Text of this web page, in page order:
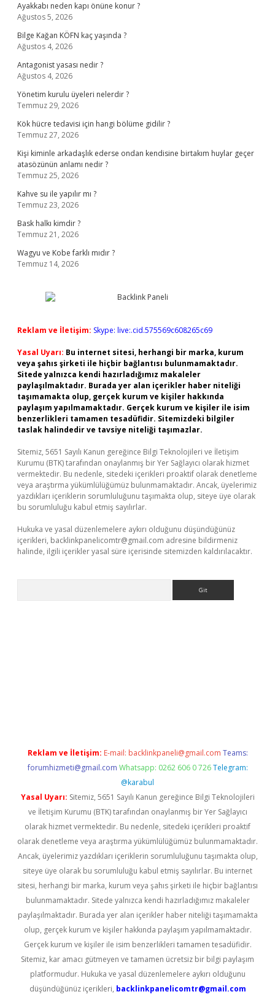
Ayakkabı neden kapı önüne konur ?
Ağustos 5, 2026
Bilge Kağan KÖFN kaç yaşında ?
Ağustos 4, 2026
Antagonist yasası nedir ?
Ağustos 4, 2026
Yönetim kurulu üyeleri nelerdir ?
Temmuz 29, 2026
Kök hücre tedavisi için hangi bölüme gidilir ?
Temmuz 27, 2026
Kişi kiminle arkadaşlık ederse ondan kendisine birtakım huylar geçer
atasözünün anlamı nedir ?
Temmuz 25, 2026
Kahve su ile yapılır mı ?
Temmuz 23, 2026
Bask halkı kimdir ?
Temmuz 21, 2026
Wagyu ve Kobe farklı mıdır ?
Temmuz 14, 2026
Reklam ve İletişim: Skype: live:.cid.575569c608265c69
Yasal Uyarı: Bu internet sitesi, herhangi bir marka, kurum
veya şahıs şirketi ile hiçbir bağlantısı bulunmamaktadır.
Sitede yalnızca kendi hazırladığımız makaleler
paylaşılmaktadır. Burada yer alan içerikler haber niteliği
taşımamakta olup, gerçek kurum ve kişiler hakkında
paylaşım yapılmamaktadır. Gerçek kurum ve kişiler ile isim
benzerlikleri tamamen tesadüfidir. Sitemizdeki bilgiler
taslak halindedir ve tavsiye niteliği taşımazlar.
Sitemiz, 5651 Sayılı Kanun gereğince Bilgi Teknolojileri ve İletişim
Kurumu (BTK) tarafından onaylanmış bir Yer Sağlayıcı olarak hizmet
vermektedir. Bu nedenle, sitedeki içerikleri proaktif olarak denetleme
veya araştırma yükümlülüğümüz bulunmamaktadır. Ancak, üyelerimiz
yazdıkları içeriklerin sorumluluğunu taşımakta olup, siteye üye olarak
bu sorumluluğu kabul etmiş sayılırlar.
Hukuka ve yasal düzenlemelere aykırı olduğunu düşündüğünüz
içerikleri, backlinkpanelicomtr@gmail.com adresine bildirmeniz
halinde, ilgili içerikler yasal süre içerisinde sitemizden kaldırılacaktır.
Reklam ve İletişim: E-mail: backlinkpaneli@gmail.com Teams:
forumhizmeti@gmail.com Whatsapp: 0262 606 0 726 Telegram:
@karabul
Yasal Uyarı: Sitemiz, 5651 Sayılı Kanun gereğince Bilgi Teknolojileri
ve İletişim Kurumu (BTK) tarafından onaylanmış bir Yer Sağlayıcı
olarak hizmet vermektedir. Bu nedenle, sitedeki içerikleri proaktif
olarak denetleme veya araştırma yükümlülüğümüz bulunmamaktadır.
Ancak, üyelerimiz yazdıkları içeriklerin sorumluluğunu taşımakta olup,
siteye üye olarak bu sorumluluğu kabul etmiş sayılırlar. Bu internet
sitesi, herhangi bir marka, kurum veya şahıs şirketi ile hiçbir bağlantısı
bulunmamaktadır. Sitede yalnızca kendi hazırladığımız makaleler
paylaşılmaktadır. Burada yer alan içerikler haber niteliği taşımamakta
olup, gerçek kurum ve kişiler hakkında paylaşım yapılmamaktadır.
Gerçek kurum ve kişiler ile isim benzerlikleri tamamen tesadüfidir.
Sitemiz, kar amacı gütmeyen ve tamamen ücretsiz bir bilgi paylaşım
platformudur. Hukuka ve yasal düzenlemelere aykırı olduğunu
düşündüğünüz içerikleri, backlinkpanelicomtr@gmail.com